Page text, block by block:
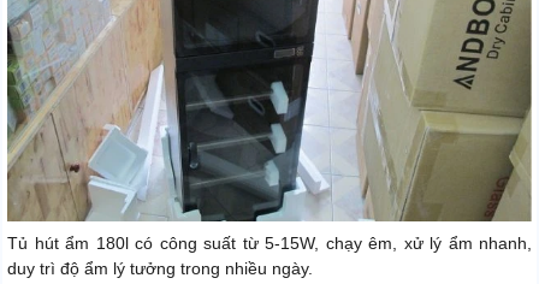
Tủ hút ẩm 180l có công suất từ 5-15W, chạy êm, xử lý ẩm nhanh,
duy trì độ ẩm lý tưởng trong nhiều ngày.